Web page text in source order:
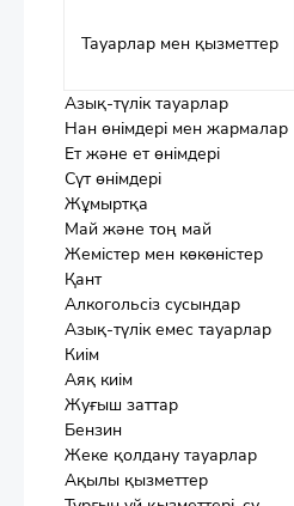
Тауарлар мен қызметтер
Азық-түлік тауарлар
Нан өнімдері мен жармалар
Ет және ет өнімдері
Сүт өнімдері
Жұмыртқа
Май және тоң май
Жемістер мен көкөністер
Қант
Алкогольсіз сусындар
Азық-түлік емес тауарлар
Киім
Аяқ киім
Жуғыш заттар
Бензин
Жеке қолдану тауарлар
Ақылы қызметтер